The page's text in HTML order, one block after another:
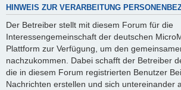
HINWEIS ZUR VERARBEITUNG
Der Betreiber stellt mit diesem Forum für die
Interessengemeinschaft der deutschen
Plattform zur Verfügung, um den
nachzukommen. Dabei schafft der Betreiber
die in diesem Forum registrierten Benutzer
Nachrichten erstellen und sich untereinander